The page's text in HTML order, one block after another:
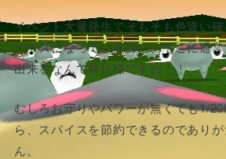
イベント大量発生でそもそも色違い
ーナスになっているのに、そこに通
出来るなんて神仕様ですね！！
むしろお守りやパワーが無くても1/
ら、スパイスを節約できるのであり
ん。